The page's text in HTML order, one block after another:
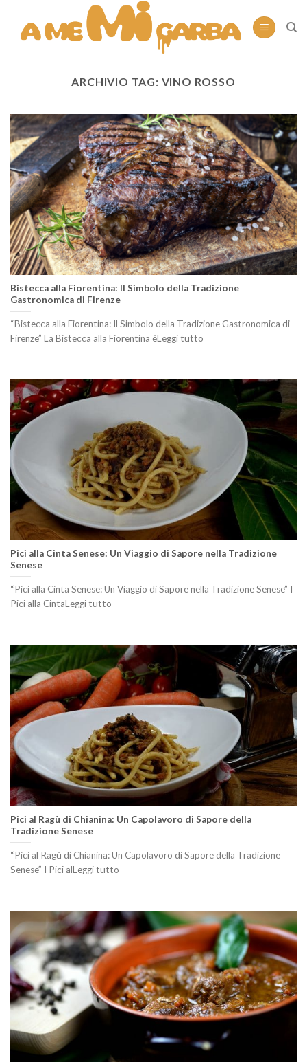
content
ARCHIVIO TAG: VINO ROSSO
Bistecca alla Fiorentina: Il Simbolo della Tradizione
Gastronomica di Firenze
“Bistecca alla Fiorentina: Il Simbolo della Tradizione Gastronomica di
Firenze” La Bistecca alla Fiorentina èLeggi tutto
Pici alla Cinta Senese: Un Viaggio di Sapore nella Tradizione
Senese
“Pici alla Cinta Senese: Un Viaggio di Sapore nella Tradizione Senese” I
Pici alla CintaLeggi tutto
Pici al Ragù di Chianina: Un Capolavoro di Sapore della
Tradizione Senese
“Pici al Ragù di Chianina: Un Capolavoro di Sapore della Tradizione
Senese” I Pici alLeggi tutto